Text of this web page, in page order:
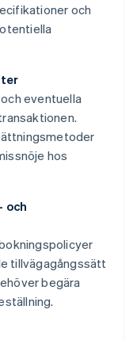
och
eventuella
hos
och
tillvägagångssätt
begära